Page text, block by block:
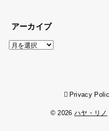
アーカイブ
ア
Privacy
© 2026 ハヤ・リノ